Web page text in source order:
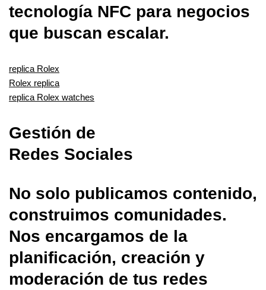
tecnología NFC para negocios
que buscan escalar.
replica Rolex
Rolex replica
replica Rolex watches
Gestión de
Redes Sociales
No solo publicamos contenido,
construimos comunidades.
Nos encargamos de la
planificación, creación y
moderación de tus redes